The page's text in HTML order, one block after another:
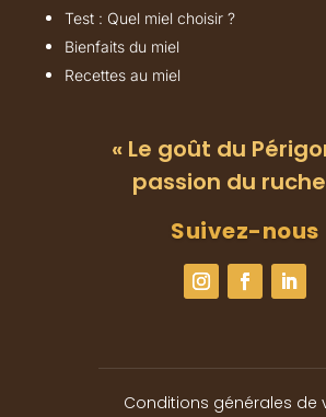
Test : Quel miel choisir ?
Bienfaits du miel
Recettes au miel
« Le goût du
passion du
Suivez-nous
Conditions générales de